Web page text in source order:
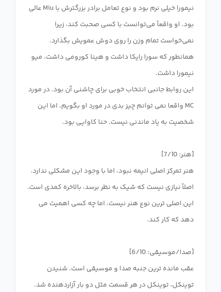
نیمورا خیلی نرم بود و نوع تعامل برادر بزرگترش با Miu عالی
بود. او واقعاً می‌توانست با کسی صحبت کند، زیرا
نمی‌خواست تمام وزن را روی دوش عمویش بگذارد.
همانطور که سورا رایکا داشت و هینا کورومی داشت، میو
این روابط جانبی انتخاب خوبی برای چاشنی آن بود. در مورد
MC واقعا نمی توانم چیز بدی در مورد او بگویم، اما این
هنر تمرکز اصلی انیمه نبود، اما با وجود این مشکلی ندارد.
این اصلی ترین نوع هنر نیست، اما چه کسی اهمیت می
عقب مانده ترین جنبه صدا و موسیقی است. شنیدن
توینکل، توینکل در هر قسمت مثل دو بار آزاردهنده شد.